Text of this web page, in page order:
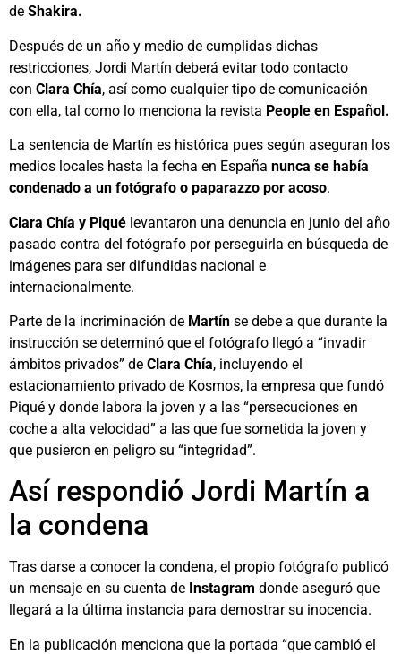
de Shakira.
Después de un año y medio de cumplidas dichas
restricciones, Jordi Martín deberá evitar todo contacto
con Clara Chía, así como cualquier tipo de comunicación
con ella, tal como lo menciona la revista People en Español.
La sentencia de Martín es histórica pues según aseguran los
medios locales hasta la fecha en España nunca se había
condenado a un fotógrafo o paparazzo por acoso.
Clara Chía y Piqué levantaron una denuncia en junio del año
pasado contra del fotógrafo por perseguirla en búsqueda de
imágenes para ser difundidas nacional e
internacionalmente.
Parte de la incriminación de Martín se debe a que durante la
instrucción se determinó que el fotógrafo llegó a “invadir
ámbitos privados” de Clara Chía, incluyendo el
estacionamiento privado de Kosmos, la empresa que fundó
Piqué y donde labora la joven y a las “persecuciones en
coche a alta velocidad” a las que fue sometida la joven y
que pusieron en peligro su “integridad”.
Así respondió Jordi Martín a
la condena
Tras darse a conocer la condena, el propio fotógrafo publicó
un mensaje en su cuenta de Instagram donde aseguró que
llegará a la última instancia para demostrar su inocencia.
En la publicación menciona que la portada “que cambió el